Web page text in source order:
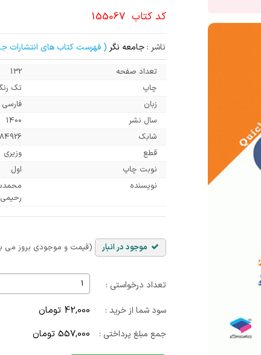
کد کتاب 155067
ناشر : جامعه نگر ( فهرست کتاب های انتشارات
تعداد صفحه
132
چاپ
تک
زبان
فارسی
سال نشر
1400
شابک
قطع
وزیری
نوبت چاپ
اول
نویسنده
موجود در انبار (قیمت و موجودی بروز می
تعداد درخواستی :
سود شما از خرید :
42,000 تومان
جمع مبلغ پرداختی : 557,000 تومان